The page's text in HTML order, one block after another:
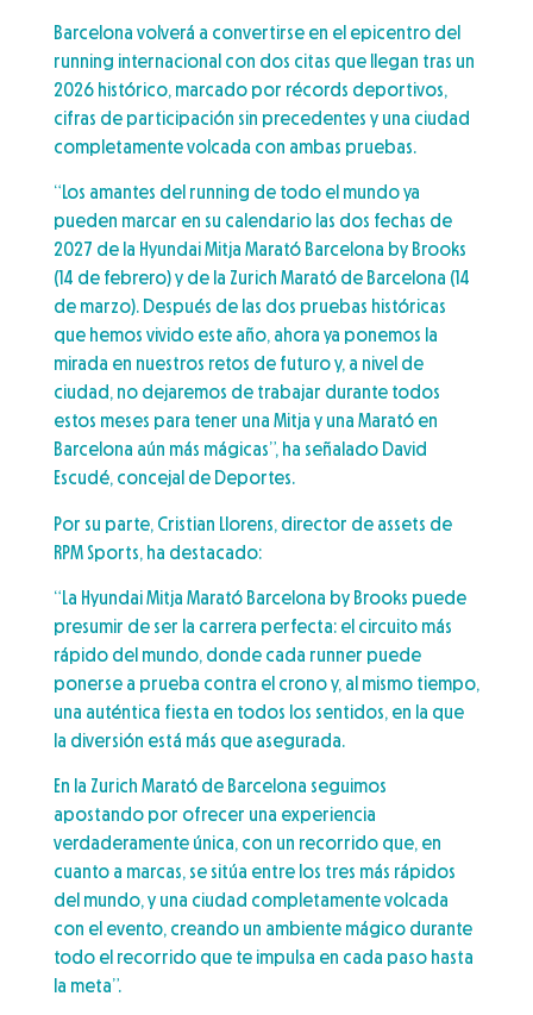
Barcelona volverá a convertirse en el epicentro del
running internacional con dos citas que llegan tras un
2026 histórico, marcado por récords deportivos,
cifras de participación sin precedentes y una ciudad
completamente volcada con ambas pruebas.
“Los amantes del running de todo el mundo ya
pueden marcar en su calendario las dos fechas de
2027 de la Hyundai Mitja Marató Barcelona by Brooks
(14 de febrero) y de la Zurich Marató de Barcelona (14
de marzo). Después de las dos pruebas históricas
que hemos vivido este año, ahora ya ponemos la
mirada en nuestros retos de futuro y, a nivel de
ciudad, no dejaremos de trabajar durante todos
estos meses para tener una Mitja y una Marató en
Barcelona aún más mágicas”, ha señalado David
Escudé, concejal de Deportes.
Por su parte, Cristian Llorens, director de assets de
RPM Sports, ha destacado:
“La Hyundai Mitja Marató Barcelona by Brooks puede
presumir de ser la carrera perfecta: el circuito más
rápido del mundo, donde cada runner puede
ponerse a prueba contra el crono y, al mismo tiempo,
una auténtica fiesta en todos los sentidos, en la que
la diversión está más que asegurada.
En la Zurich Marató de Barcelona seguimos
apostando por ofrecer una experiencia
verdaderamente única, con un recorrido que, en
cuanto a marcas, se sitúa entre los tres más rápidos
del mundo, y una ciudad completamente volcada
con el evento, creando un ambiente mágico durante
todo el recorrido que te impulsa en cada paso hasta
la meta”.